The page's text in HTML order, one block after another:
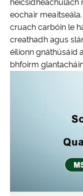
heicsidheachúlach
eochair
cruach carbóin le
creathadh agus
éilíonn gnáthúsáid
bhfoirm